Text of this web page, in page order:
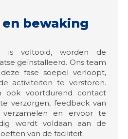
bewaking
is voltooid, worden de
geïnstalleerd. Ons team
fase soepel verloopt,
activiteiten te verstoren.
ook voortdurend contact
verzorgen, feedback van
en ervoor te
wordt voldaan aan de
van de faciliteit.